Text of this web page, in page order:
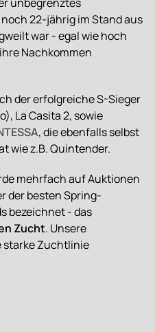
22-jährig im Stand aus
war - egal wie hoch
Nachkommen
der erfolgreiche S-Sieger
La Casita 2, sowie
, die ebenfalls selbst
wie z.B. Quintender.
mehrfach auf Auktionen
der besten Spring-
bezeichnet - das
Zucht. Unsere
starke Zuchtlinie